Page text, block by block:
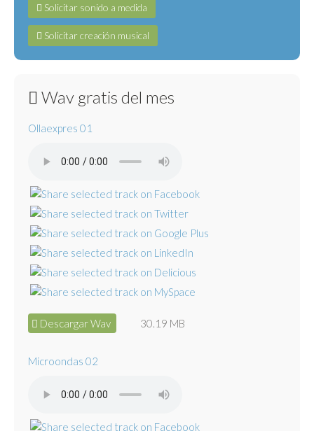
Solicitar sonido a medida
Solicitar creación musical
Wav gratis del mes
Ollaexpres 01
Descargar Wav 30.19 MB
Microondas 02